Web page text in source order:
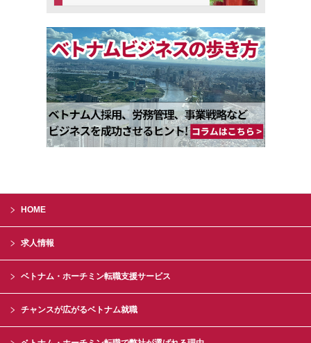
HOME
求人情報
ベトナム・ホーチミン転職支援サービス
チャンスが広がるベトナム就職